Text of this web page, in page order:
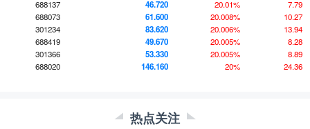
688137
46.720 20.01%
7.79
688073
61.600 20.008%
10.27
301234
83.620 20.006%
13.94
688419
49.670 20.005%
8.28
301366
53.330 20.005%
8.89
688020
146.160 20% 24.36
热点关注